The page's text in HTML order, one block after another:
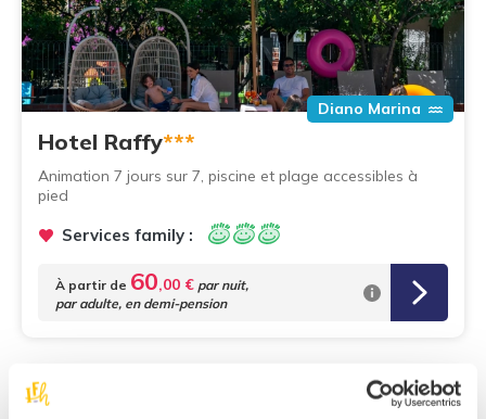
Diano Marina
Hotel Raffy***
Animation 7 jours sur 7, piscine et plage accessibles à
pied
Services family :
À partir de 60,00 € par nuit,
par adulte, en demi-pension